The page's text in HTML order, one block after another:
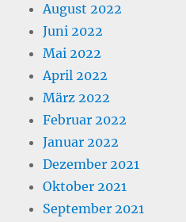
August 2022
Juni 2022
Mai 2022
April 2022
März 2022
Februar 2022
Januar 2022
Dezember 2021
Oktober 2021
September 2021